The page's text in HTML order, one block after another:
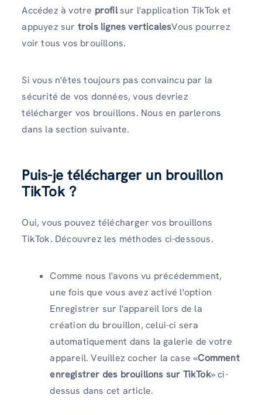
Accédez à votre profilsur l'application TikTok et
appuyez sur trois lignes verticalesVous pourrez
voir tous vos brouillons.
Si vous n'êtes toujours pas convaincu par la
sécurité de vos données, vous devriez
télécharger vos brouillons. Nous en parlerons
dans la section suivante.
Puis-je télécharger un brouillon
TikTok ?
Oui, vous pouvez télécharger vos brouillons
TikTok. Découvrez les méthodes ci-dessous.
Comme nous l'avons vu précédemment,
une fois que vous avez activé l'option
Enregistrer sur l'appareil lors de la
création du brouillon, celui-ci sera
automatiquement dans la galerie de votre
appareil. Veuillez cocher la case «Comment
enregistrer des brouillons sur TikTok» ci-
dessus dans cet article.